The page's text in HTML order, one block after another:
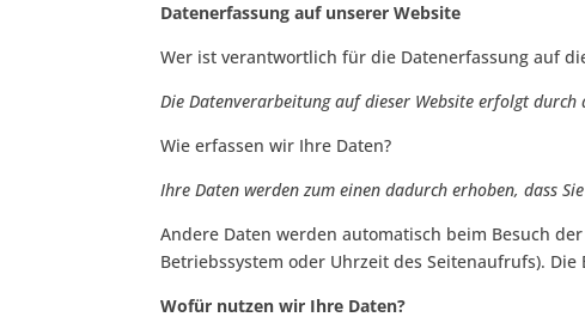
Datenerfassung auf unserer Website
Wer ist verantwortlich für die Datenerfassung auf
Die Datenverarbeitung auf dieser Website erfolgt durch
Wie erfassen wir Ihre Daten?
Ihre Daten werden zum einen dadurch erhoben, dass
Andere Daten werden automatisch beim Besuch
Betriebssystem oder Uhrzeit des Seitenaufrufs).
Wofür nutzen wir Ihre Daten?